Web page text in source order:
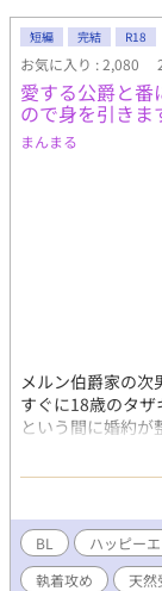
済みです。 残酷
濡れ場には＊のマ
柔らかにお願いし
稿する予定です。
短編 完結 R18
お気に入り : 2,080
愛する公爵と
ので身を引きま
まんまる
メルン伯爵家の次
すぐに18歳のタ
という間に婚約が
いると思ってい
人がいて、それを
もナーシュがア
然Ω 年の差夫夫の
Rシーンは※付け
Xアカウント
BL ハッピー
執着攻め
天然